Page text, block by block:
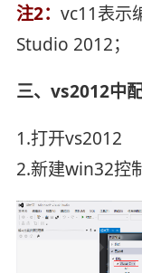
注2： vc11表示
Studio 2012；
三、vs2012中
1.打开vs2012
2.新建win32控